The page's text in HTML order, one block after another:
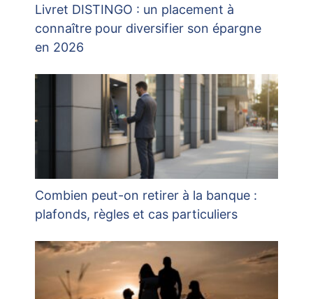
Livret DISTINGO : un placement à
connaître pour diversifier son épargne
en 2026
Combien peut-on retirer à la banque :
plafonds, règles et cas particuliers